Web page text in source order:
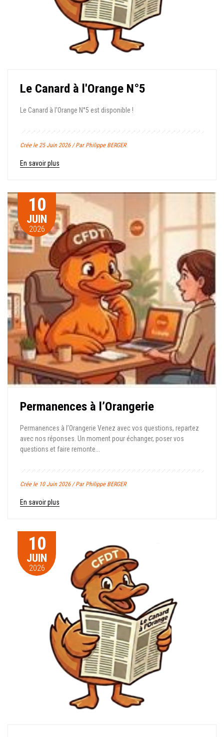
Le Canard à l'Orange N°5
Le Canard à l'Orange N°5 est disponible !
Crée le 25 Juin 2026 / Par Philippe BERGER
En savoir plus
10
JUIN
2026
Permanences à l’Orangerie
Permanences à l’Orangerie Venez avec vos questions, repartez
avec nos réponses. Un moment pour échanger, poser vos
questions et faire remonte...
Crée le 10 Juin 2026 / Par Philippe BERGER
En savoir plus
10
JUIN
2026